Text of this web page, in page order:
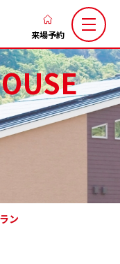
来場予約
りの流れ
せ
規格住宅『ミライカ』
ン